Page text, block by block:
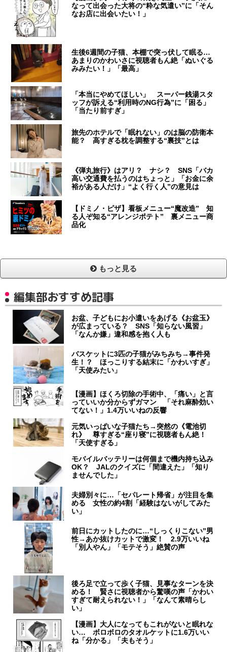
なって出会った大将の“粋な気遣い”に「そん
なお店に出会いたい！」
生後6週間の子猫、本棚で突っ伏して眠る…
あまりのかわいさに視聴者もん絶「ぬいぐる
みみたい！」「最高」
「本当にやめてほしい」 スーパー銭湯スタ
ッフが訴える“利用時のNG行為”に「困る」
「当たり前すぎ」
旅先のホテルで「眠れない」のは脳の防衛本
能？ 高すぎる枕を調整する“裏技”とは
《弾丸旅行》はアリ？ ナシ？ SNS「バカ
高い交通費を払うのはちょっと」「お金に余
裕がある人だけ」“よく行く人”の意見は
【ドミノ・ピザ】看板メニュー“魔改造” 知
る人ぞ知る“アレンジポテト” 裏メニュー商
品化
もっと見る
編集部おすすめ記事
お盆、子どもにお小遣いをあげる《お盆玉》
が広まっている？ SNS「知らない風習」
「なんか嫌」違和感を抱く人も
バスケットに3匹の子猫がみちみち→事件発
生！？ ほっこりする結末に「かわいすぎ」
「天使みたい」
【漫画】ほくろ切除の手術中、「痛い」と言
っていいか分からずガマン 「それ麻酔効い
てない！」1.4万いいねの反響
元気いっぱいな子猫たち→突然の《電池切
れ》 尊すぎる“座り寝”に視聴者もん絶！
「天使すぎる」
モバイルバッテリーは何個まで機内持ち込み
OK？ JALのクイズに「間違えた」「知り
ませんでした」
夫婦別々に…「セパレート帰省」が注目を集
める 女性の約4割「経験はないがしてみた
い」
前日にカットしたのに…“しっくりこない”男
性→あか抜けカットで激変！ 2.9万いいね
「別人やん」「モテそう」絶賛の声
後ろ足で立って歩く子猫、見事なターンを決
める！ 賢さに視聴者から驚嘆の声「かわい
すぎて耐えられない！」「なんて素晴らし
い」
【漫画】大人になってもこれがないと眠れな
い… ボロボロのタオルケットに1.6万いい
ね「分かる」「夫もそう」